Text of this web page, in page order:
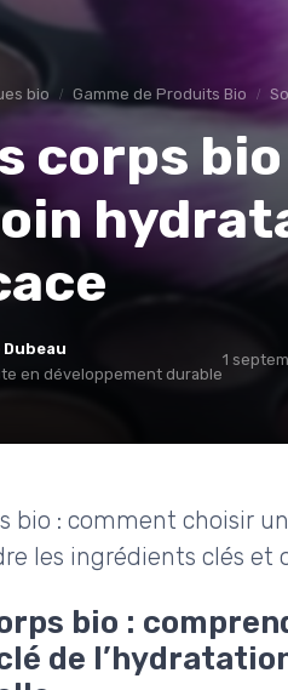
bio Gamme de Produits Bio
corps
Dubeau
en développement durable
1
bio : comment choisir
les ingrédients clés et
bio :
de